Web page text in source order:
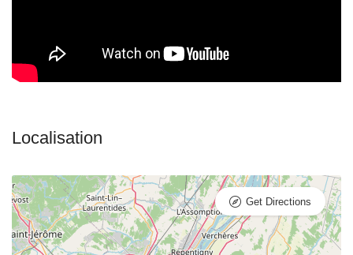
Get Directions